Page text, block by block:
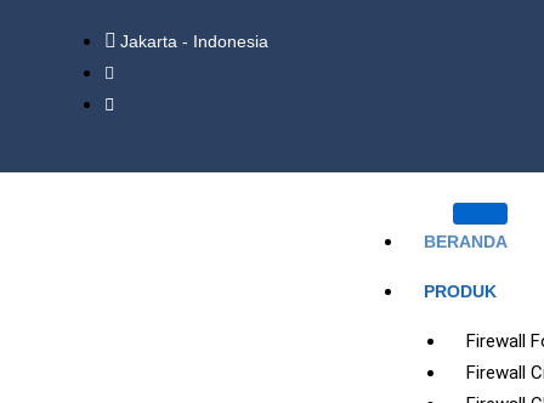
Jakarta - Indonesia
BERANDA
PRODUK
Firewall
Firewall